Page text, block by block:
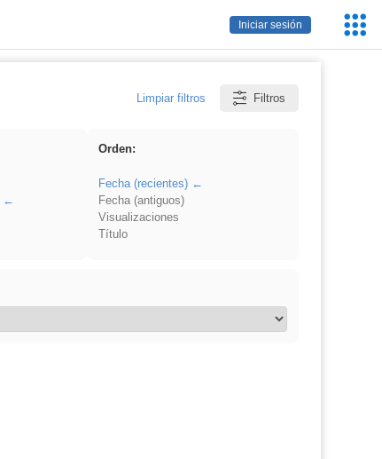
Iniciar sesión
Limpiar filtros Filtros
Orden:
Fecha (recientes)
Fecha (antiguos)
Visualizaciones
Título